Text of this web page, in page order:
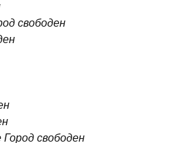
свободен
Город свободен